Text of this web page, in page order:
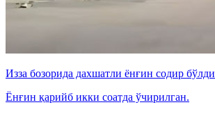
Изза бозорида дахшатли ёнғин содир бўлди
Ёнғин қарийб икки соатда ўчирилган.